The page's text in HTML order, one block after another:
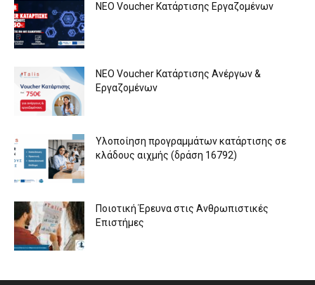
ΝΕΟ Voucher Κατάρτισης Εργαζομένων
ΝΕΟ Voucher Κατάρτισης Ανέργων &
Εργαζομένων
Υλοποίηση προγραμμάτων κατάρτισης σε
κλάδους αιχμής (δράση 16792)
Ποιοτική Έρευνα στις Ανθρωπιστικές
Επιστήμες